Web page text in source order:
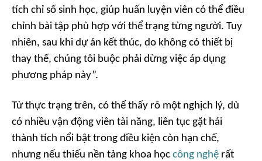
tích chỉ số sinh học, giúp huấn luyện viên có thể điều
chỉnh bài tập phù hợp với thể trạng từng người. Tuy
nhiên, sau khi dự án kết thúc, do không có thiết bị
thay thế, chúng tôi buộc phải dừng việc áp dụng
phương pháp này”.
Từ thực trạng trên, có thể thấy rõ một nghịch lý, dù
có nhiều vận động viên tài năng, liên tục gặt hái
thành tích nổi bật trong điều kiện còn hạn chế,
nhưng nếu thiếu nền tảng khoa học công nghệ rất